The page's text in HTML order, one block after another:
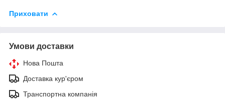
Приховати
Умови доставки
Нова Пошта
Доставка кур'єром
Транспортна компанія